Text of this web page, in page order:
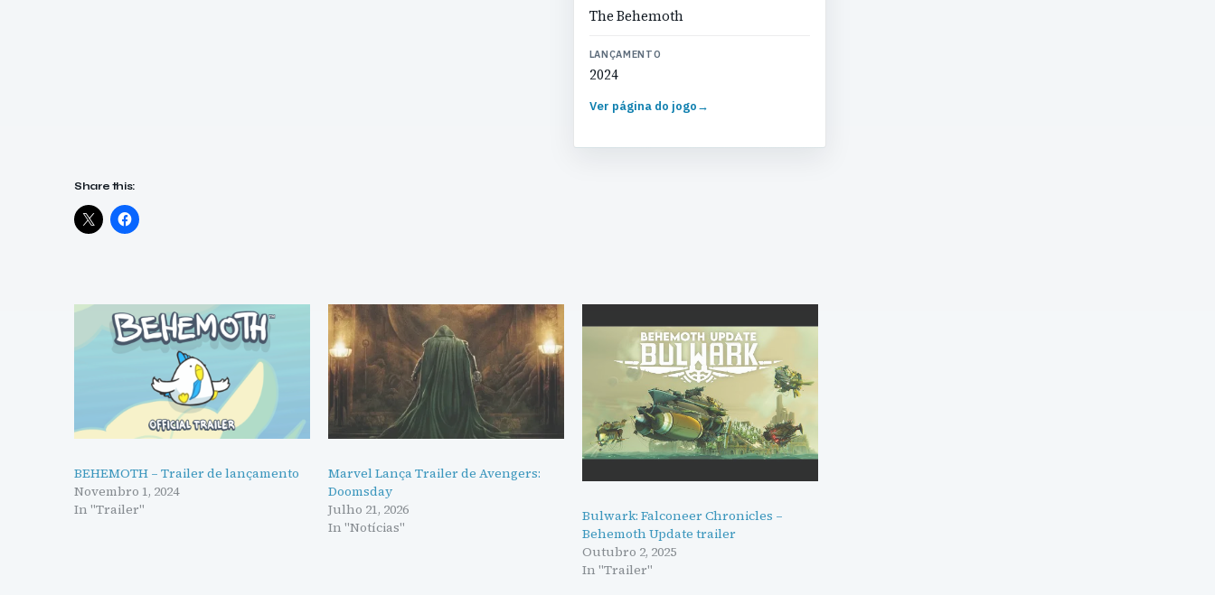
The Behemoth
LANÇAMENTO
2024
Ver página do jogo→
Share this:
BEHEMOTH – Trailer de lançamento
Novembro 1, 2024
In "Trailer"
Marvel Lança Trailer de Avengers:
Doomsday
Julho 21, 2026
In "Notícias"
Bulwark: Falconeer Chronicles –
Behemoth Update trailer
Outubro 2, 2025
In "Trailer"